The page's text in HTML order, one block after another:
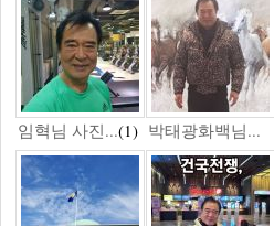
임혁님 사진...(1) 박태광화백님...